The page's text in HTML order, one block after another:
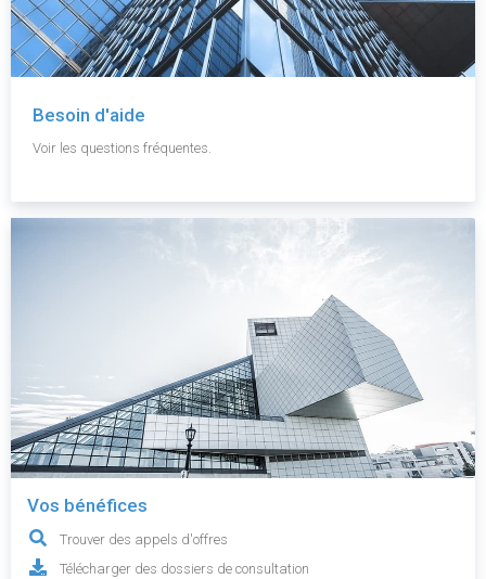
Besoin d'aide
Voir les questions fréquentes.
Vos bénéfices
Trouver des appels d'offres
Télécharger des dossiers de consultation